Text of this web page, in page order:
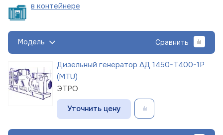
в контейнере
Модель Сравнить
Дизельный генератор АД 1450-Т400-1Р
(MTU)
ЭТРО
Уточнить цену